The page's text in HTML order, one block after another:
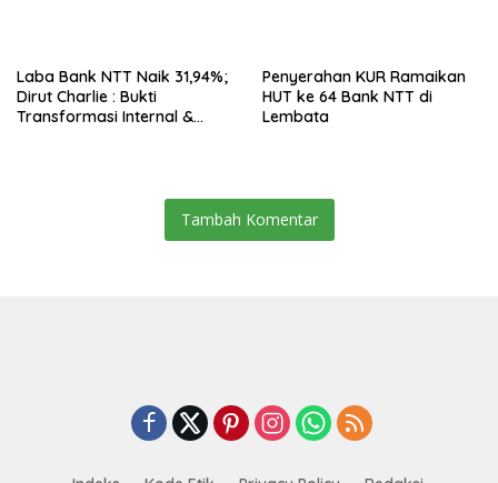
Laba Bank NTT Naik 31,94%;
Dirut Charlie : Bukti
Transformasi Internal &
Penyerahan KUR Ramaikan
HUT ke 64 Bank NTT di
Lembata
Tambah Komentar